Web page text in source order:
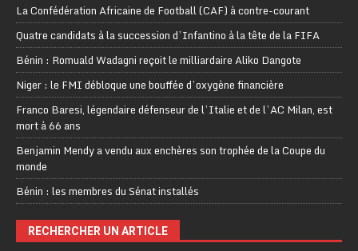
La Confédération Africaine de Football (CAF) à contre-courant
Quatre candidats à la succession d’Infantino à la tête de la FIFA
Bénin : Romuald Wadagni reçoit le milliardaire Aliko Dangote
Niger : le FMI débloque une bouffée d’oxygène financière
Franco Baresi, légendaire défenseur de l’Italie et de l’AC Milan, est
mort à 66 ans
Benjamin Mendy a vendu aux enchères son trophée de la Coupe du
monde
Bénin : les membres du Sénat installés
RECHERCHER UN ARTICLE